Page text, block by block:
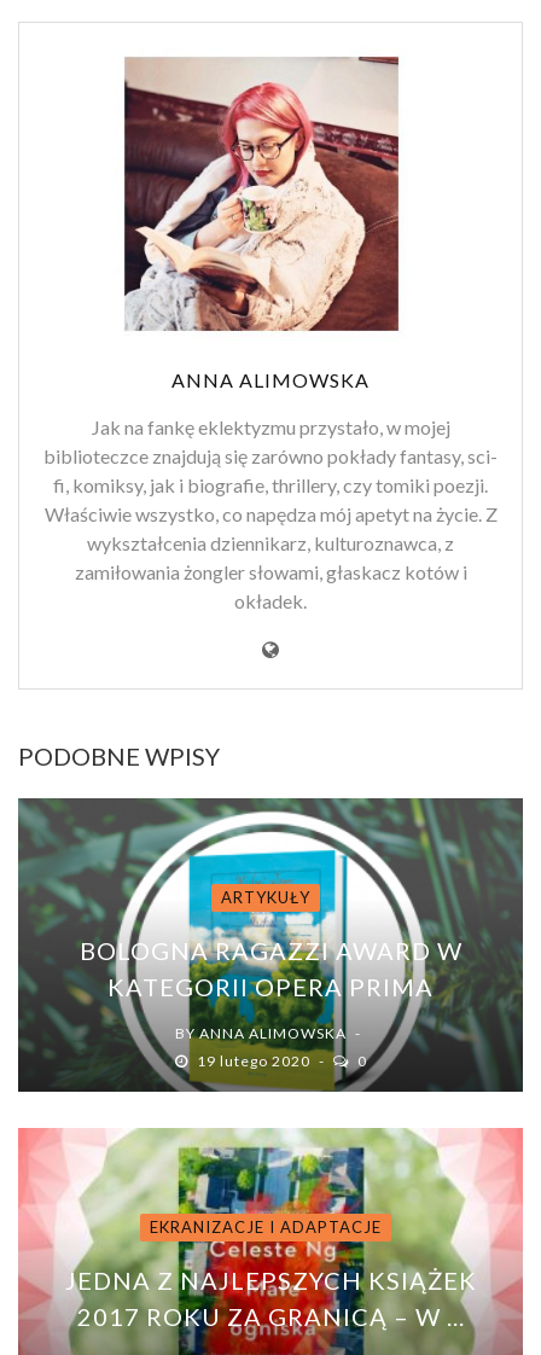
ANNA ALIMOWSKA
Jak na fankę eklektyzmu przystało, w mojej
biblioteczce znajdują się zarówno pokłady fantasy, sci-
fi, komiksy, jak i biografie, thrillery, czy tomiki poezji.
Właściwie wszystko, co napędza mój apetyt na życie. Z
wykształcenia dziennikarz, kulturoznawca, z
zamiłowania żongler słowami, głaskacz kotów i
okładek.
PODOBNE WPISY
ARTYKUŁY
BOLOGNA RAGAZZI AWARD W
KATEGORII OPERA PRIMA
BYANNA ALIMOWSKA
19 lutego 2020
0
EKRANIZACJE I ADAPTACJE
JEDNA Z NAJLEPSZYCH KSIĄŻEK
2017 ROKU ZA GRANICĄ – W ...